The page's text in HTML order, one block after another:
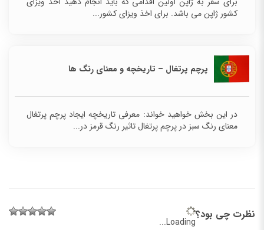
کشور ژاپن می باشد. برای اخذ ویزای کشور...
پرچم پرتغال – تاریخچه و معنای رنگ ها
در این بخش خواهید خواند: معرفی تاریخچه ایجاد پرچم پرتغال
معنای رنگ سبز در پرچم پرتغال تاثیر رنگ قرمز در...
نظرت چی بود؟
Loading...